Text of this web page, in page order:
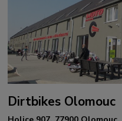
Dirtbikes Olomouc